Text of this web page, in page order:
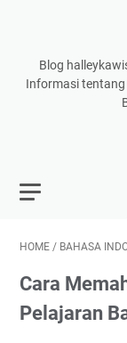
Blog
Informasi tentang
HOME / BAHASA
Cara
Pelajaran